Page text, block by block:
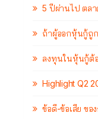
5 ปีผ่านไป ตล
ถ้าผู้ออกหุ้นกู้ถู
ลงทุนในหุ้นกู้ต้
Highlight Q2
ข้อดี-ข้อเสีย ขอ